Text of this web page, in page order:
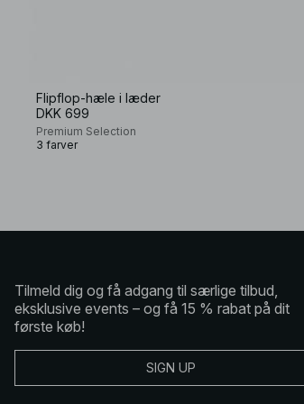
Flipflop-hæle i læder
DKK 699
Premium Selection
3 farver
Tilmeld dig og få adgang til særlige tilbud,
eksklusive events – og få 15 % rabat på dit
første køb!
SIGN UP